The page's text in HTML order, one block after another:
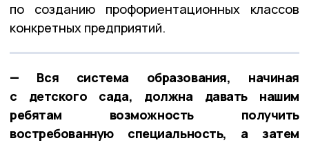
по созданию профориентационных классов
конкретных предприятий.
— Вся система образования, начиная
с детского сада, должна давать нашим
ребятам возможность получить
востребованную специальность, а затем